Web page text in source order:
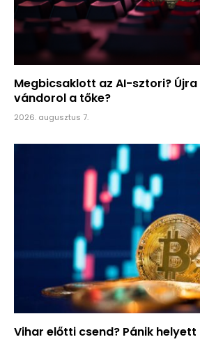
Megbicsaklott az AI-sztori?
vándorol a tőke?
2026. augusztus 7.
Vihar előtti csend? Pánik